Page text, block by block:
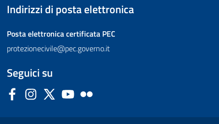
Indirizzi di posta elettronica
Posta elettronica certificata PEC
protezionecivile@pec.governo.it
Seguici su
FacebookInstagram
Twitter YouTube